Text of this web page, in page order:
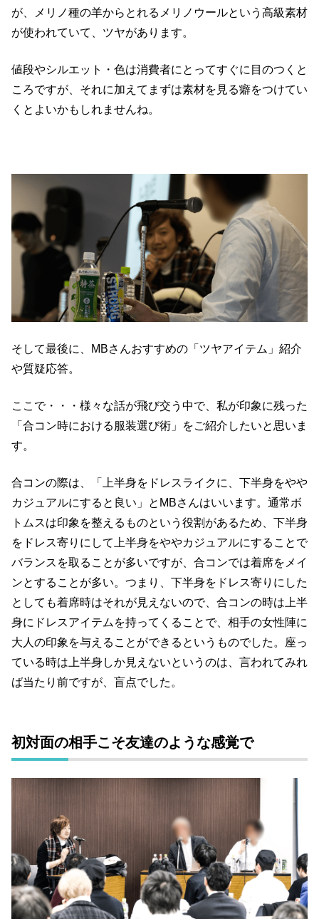
が、メリノ種の羊からとれるメリノウールという高級素材
が使われていて、ツヤがあります。
値段やシルエット・色は消費者にとってすぐに目のつくと
ころですが、それに加えてまずは素材を見る癖をつけてい
くとよいかもしれませんね。
そして最後に、MBさんおすすめの「ツヤアイテム」紹介
や質疑応答。
ここで・・・様々な話が飛び交う中で、私が印象に残った
「合コン時における服装選び術」をご紹介したいと思いま
す。
合コンの際は、「上半身をドレスライクに、下半身をやや
カジュアルにすると良い」とMBさんはいいます。通常ボ
トムスは印象を整えるものという役割があるため、下半身
をドレス寄りにして上半身をややカジュアルにすることで
バランスを取ることが多いですが、合コンでは着席をメイ
ンとすることが多い。つまり、下半身をドレス寄りにした
としても着席時はそれが見えないので、合コンの時は上半
身にドレスアイテムを持ってくることで、相手の女性陣に
大人の印象を与えることができるというものでした。座っ
ている時は上半身しか見えないというのは、言われてみれ
ば当たり前ですが、盲点でした。
初対面の相手こそ友達のような感覚で